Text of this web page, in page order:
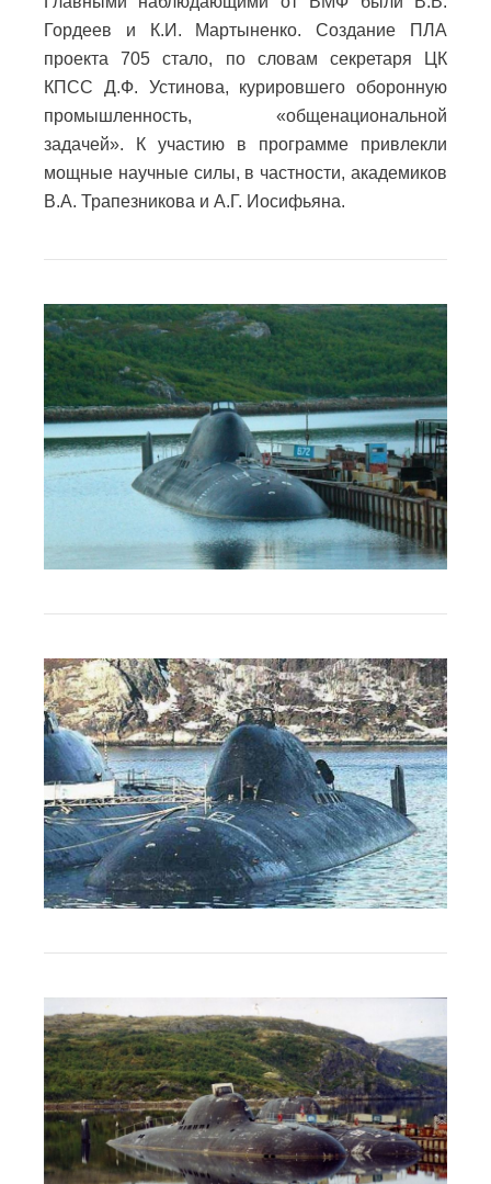
Гордеев и К.И. Мартыненко. Создание ПЛА
проекта 705 стало, по словам секретаря ЦК
КПСС Д.Ф. Устинова, курировшего оборонную
промышленность, «общенациональной
задачей». К участию в программе привлекли
мощные научные силы, в частности, академиков
В.А. Трапезникова и А.Г. Иосифьяна.